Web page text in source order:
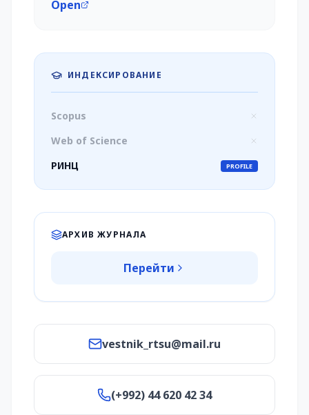
Open
ИНДЕКСИРОВАНИЕ
Scopus
Web of Science
РИНЦ
PROFILE
АРХИВ ЖУРНАЛА
Перейти
vestnik_rtsu@mail.ru
(+992) 44 620 42 34